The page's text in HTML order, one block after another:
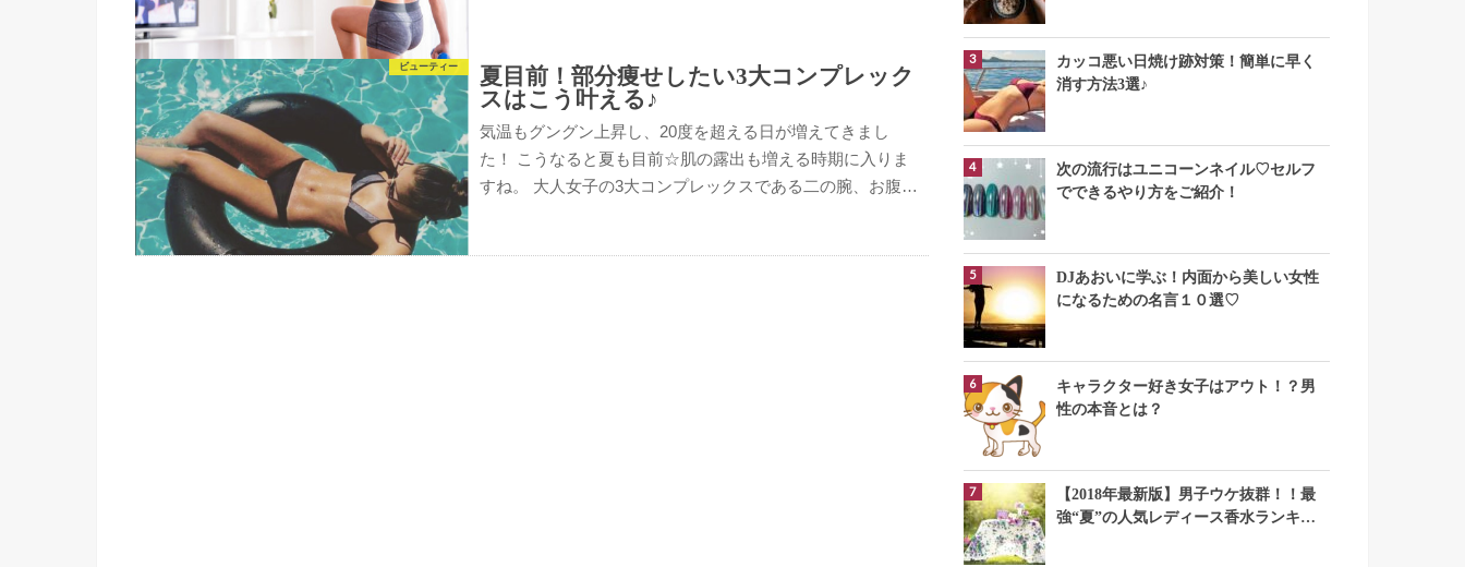
ビューティー
夏目前！部分痩せしたい3大コンプレック
スはこう叶える♪
気温もグングン上昇し、20度を超える日が増えてきまし
た！ こうなると夏も目前☆肌の露出も増える時期に入りま
すね。 大人女子の3大コンプレックスである二の腕、お腹…
カッコ悪い日焼け跡対策！簡単に早く
消す方法3選♪
次の流行はユニコーンネイル♡セルフ
でできるやり方をご紹介！
DJあおいに学ぶ！内面から美しい女性
になるための名言１０選♡
キャラクター好き女子はアウト！？男
性の本音とは？
【2018年最新版】男子ウケ抜群！！最
強“夏”の人気レディース香水ランキン